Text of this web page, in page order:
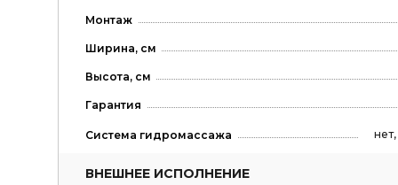
Монтаж
Ширина, см
Высота, см
Гарантия
Система гидромассажа
ВНЕШНЕЕ ИСПОЛНЕНИЕ